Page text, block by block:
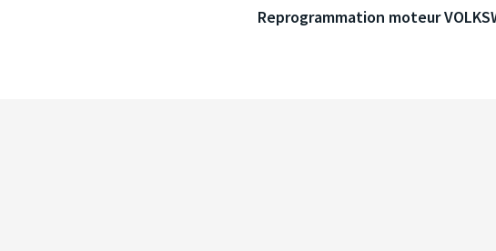
Reprogrammation moteur